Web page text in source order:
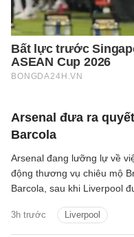
Arsenal đưa ra
Barcola
3h trước Liverpool
Arsenal đang lưỡng lự về
động thương vụ chiêu mộ
Barcola, sau khi Liverpool